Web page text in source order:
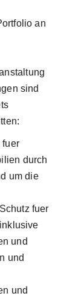
an
sind
fuer
durch
um die
fuer
und
und
und